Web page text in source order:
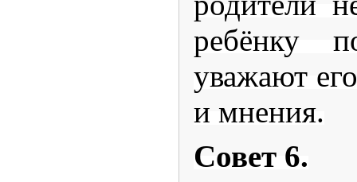
ребёнку
уважают
и мнения.
Совет 6.